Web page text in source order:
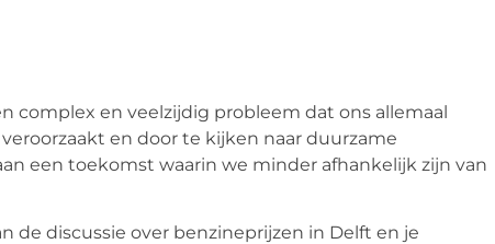
complex en veelzijdig probleem dat ons allemaal
en door te kijken naar duurzame
een toekomst waarin we minder afhankelijk zijn van
de discussie over benzineprijzen in Delft en je